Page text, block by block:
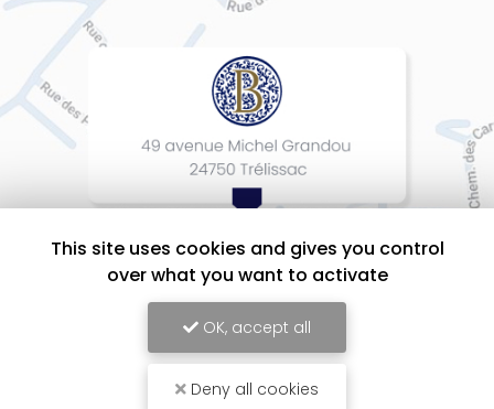
This site uses cookies and gives you control
over what you want to activate
OK, accept all
Deny all cookies